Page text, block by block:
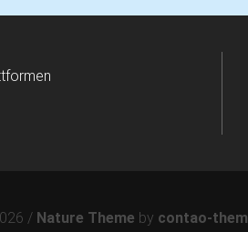
/ Nature Theme by contao-